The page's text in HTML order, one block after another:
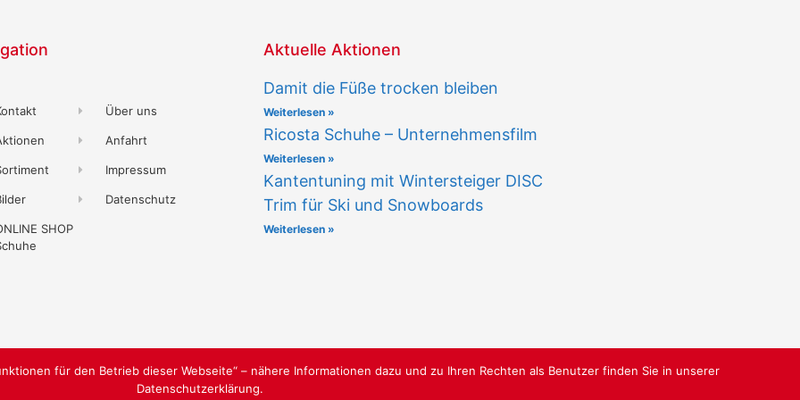
SHOP
Über uns
Anfahrt
Impressum
Datenschutz
Aktuelle Aktionen
Damit die Füße trocken bleiben
Weiterlesen »
Ricosta Schuhe – Unternehmensfilm
Weiterlesen »
Kantentuning mit Wintersteiger DISC
Trim für Ski und Snowboards
Weiterlesen »
für den Betrieb dieser Webseite“ – nähere Informationen dazu und zu Ihren Rechten als Benutzer finden Sie in unserer
Datenschutzerklärung.